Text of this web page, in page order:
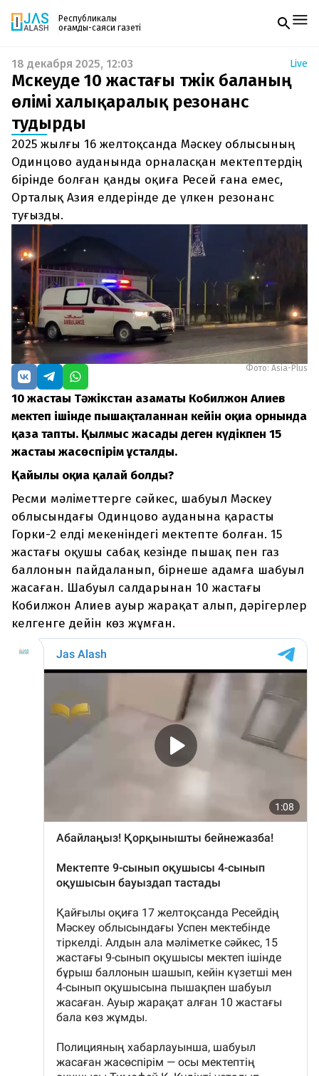
Республикалық
қоғамдық-саяси газеті
Жаңалықтар
Спорт
Live
Руханият
Аймақ
Архив
Заң және тәртіп
Редакциямен байланыс
+7 708 604 51 06
Жарнама бөлімі
+7 701 220 64 52
zhasalash100@gmail.com
Газетке жазылу
PDF форматтағы газетті ай сайын электронды
поштаңызға алып отырыңыз. Жаңа нөмір
шыққан сәтте сізге бірден жіберіледі. Тек email
енгізіңіз, біз қалғанын өзіміз жібереміз.
18 декабря 2025, 12:03 Live
Мәскеуде 10 жастағы тәжік баланың
өлімі халықаралық резонанс
тудырды
2025 жылғы 16 желтоқсанда Мәскеу облысының
Одинцово ауданында орналасқан мектептердің
бірінде болған қанды оқиға Ресей ғана емес,
Орталық Азия елдерінде де үлкен резонанс
туғызды.
Фото: Asia-Plus
10 жастағы Тәжікстан азаматы Кобилжон Алиев
мектеп ішінде пышақталғаннан кейін оқиға орнында
қаза тапты. Қылмыс жасады деген күдікпен 15
жастағы жасөспірім ұсталды.
Қайғылы оқиға қалай болды?
Ресми мәліметтерге сәйкес, шабуыл Мәскеу
облысындағы Одинцово ауданына қарасты
Горки-2 елді мекеніндегі мектепте болған. 15
жастағы оқушы сабақ кезінде пышақ пен газ
баллонын пайдаланып, бірнеше адамға шабуыл
жасаған. Шабуыл салдарынан 10 жастағы
Кобилжон Алиев ауыр жарақат алып, дәрігерлер
келгенге дейін көз жұмған.